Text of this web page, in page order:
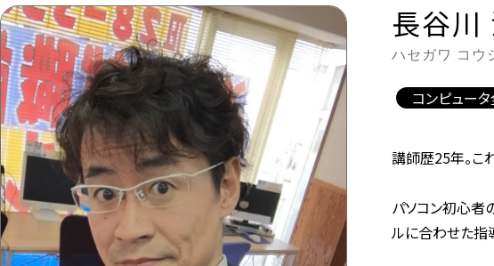
長谷川
ハセガワ コウ
コンピュー
講師歴25年。こ
パソコン初心者
ルに合わせた指